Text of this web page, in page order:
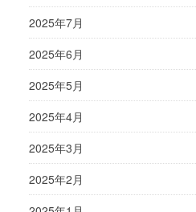
2025年7月
2025年6月
2025年5月
2025年4月
2025年3月
2025年2月